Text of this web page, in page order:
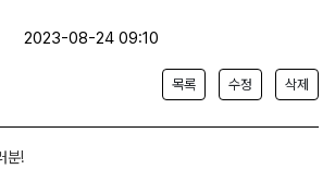
2023-08-24 09:10
목록 수정 삭제
분!